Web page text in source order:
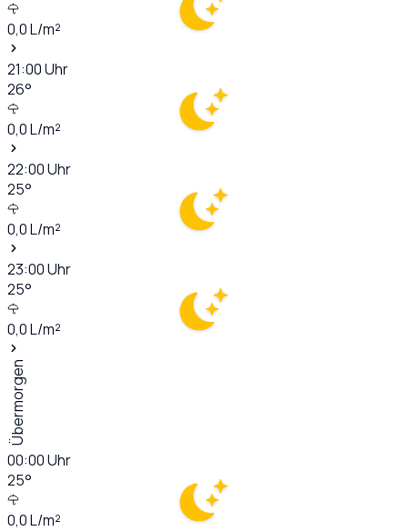
0,0L/m²
21:00Uhr
26°
0,0L/m²
22:00Uhr
25°
0,0L/m²
23:00Uhr
25°
0,0L/m²
Übermorgen
00:00Uhr
25°
0,0L/m²